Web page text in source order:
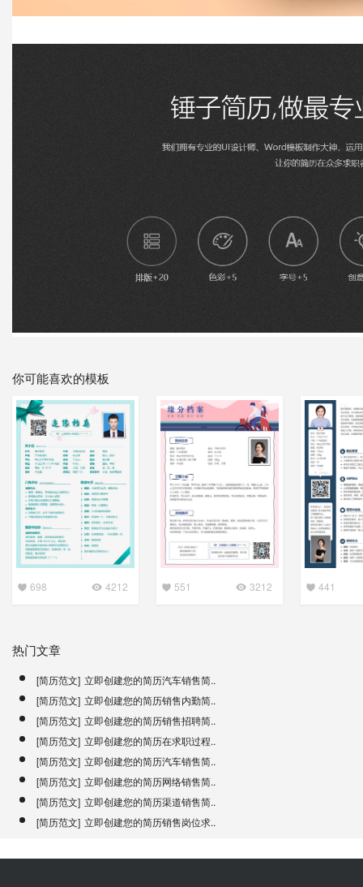
你可能喜欢的模板
698 4212 551 3212 441
热门文章
[简历范文] 立即创建您的简历汽车销售简..
[简历范文] 立即创建您的简历销售内勤简..
[简历范文] 立即创建您的简历销售招聘简..
[简历范文] 立即创建您的简历在求职过程..
[简历范文] 立即创建您的简历汽车销售简..
[简历范文] 立即创建您的简历网络销售简..
[简历范文] 立即创建您的简历渠道销售简..
[简历范文] 立即创建您的简历销售岗位求..